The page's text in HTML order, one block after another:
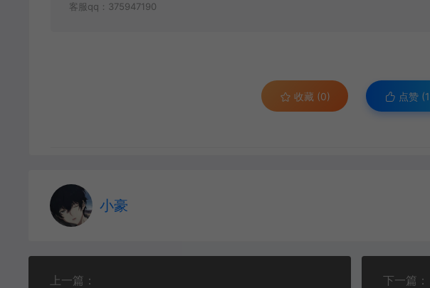
客服qq：375947190
收藏 (0) 点赞 (1
小豪
上一篇：
下一篇：